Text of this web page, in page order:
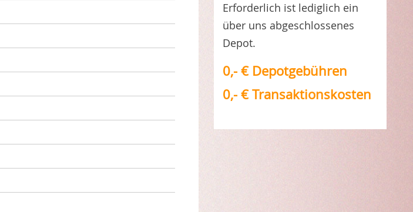
Erforderlich ist lediglich ein
über uns abgeschlossenes
Depot.
0,- € Depotgebühren
0,- € Transaktionskosten